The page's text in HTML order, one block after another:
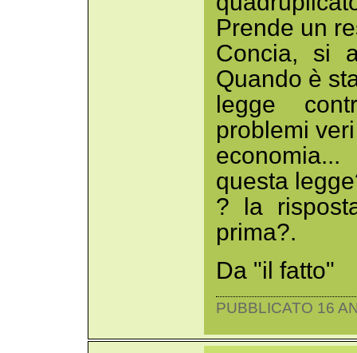
Prende un
Concia, si
Quando è
legge
problemi
questa
? la
prima?.
Da "il fatto"
PUBBLICATO 16